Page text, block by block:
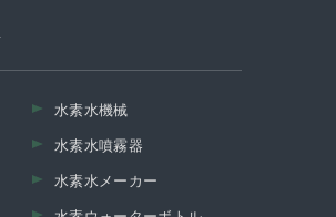
水素水機械
水素水噴霧器
水素水メーカー